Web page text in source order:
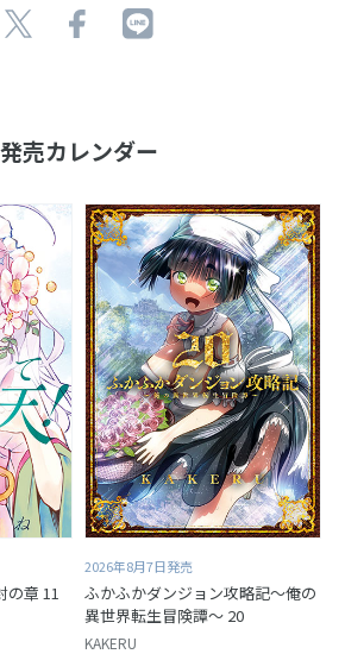
発売カレンダー
の章 11
2026年8月7日発売
ふかふかダンジョン攻略記～俺の
異世界転生冒険譚～ 20
KAKERU